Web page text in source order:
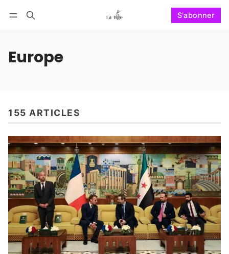
S'abonner
Europe
155 ARTICLES